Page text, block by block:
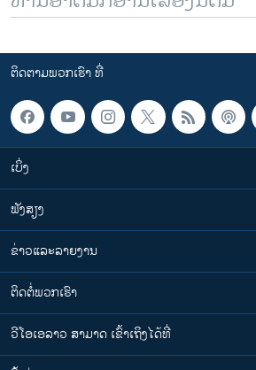
ຕິດຕາມພວກເຮົາ ທີ່
ເບິ່ງ
ຟັງສຽງ
ຂ່າວແລະລາຍງານ
ຕິດຕໍ່ພວກເຮົາ
ວີໂອເອລາວ ສາມາດ ເຂົ້າເຖິງໄດ້ທີ່